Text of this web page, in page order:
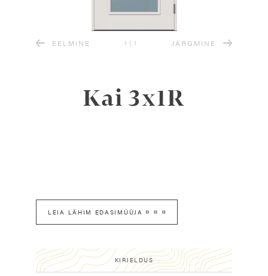
EELMINE 1 | 1 JÄRGMINE
Kai 3x1R
LEIA LÄHIM EDASIMÜÜJA
KIRJELDUS